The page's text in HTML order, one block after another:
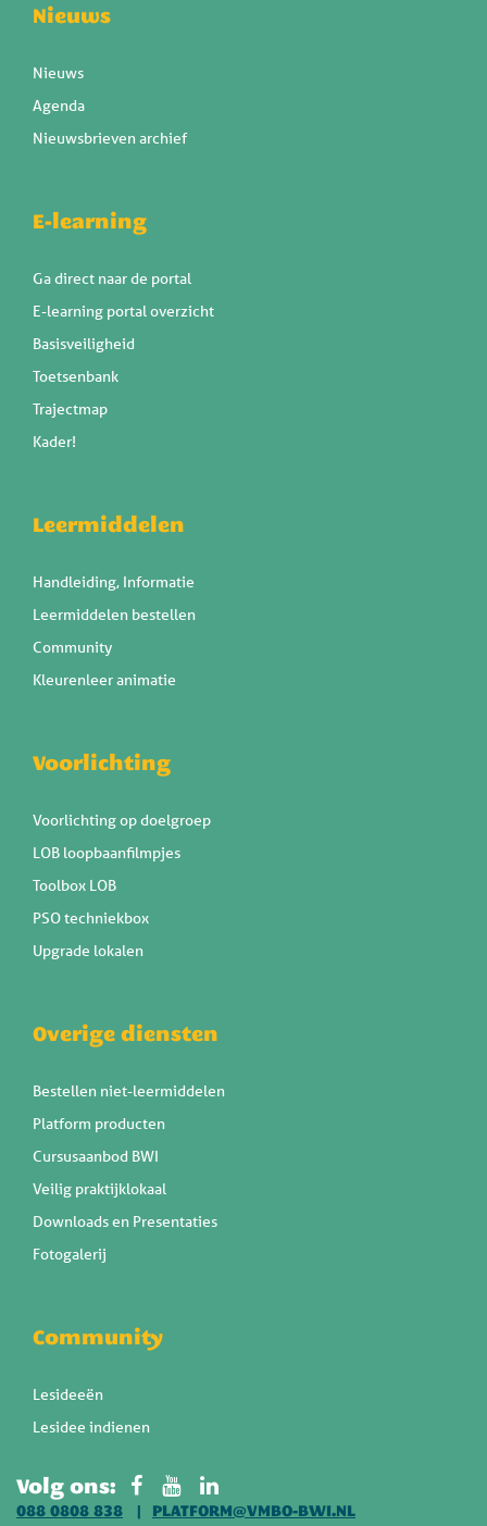
Nieuws
Nieuws
Agenda
Nieuwsbrieven archief
E-learning
Ga direct naar de portal
E-learning portal overzicht
Basisveiligheid
Toetsenbank
Trajectmap
Kader!
Leermiddelen
Handleiding, Informatie
Leermiddelen bestellen
Community
Kleurenleer animatie
Voorlichting
Voorlichting op doelgroep
LOB loopbaanfilmpjes
Toolbox LOB
PSO techniekbox
Upgrade lokalen
Overige diensten
Bestellen niet-leermiddelen
Platform producten
Cursusaanbod BWI
Veilig praktijklokaal
Downloads en Presentaties
Fotogalerij
Community
Lesideeën
Lesidee indienen
Volg ons:
088 0808 838
PLATFORM@VMBO-BWI.NL